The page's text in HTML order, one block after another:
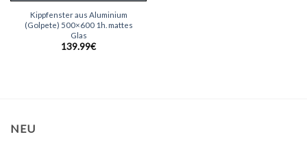
Kippfenster aus Aluminium
(Golpete) 500×600 1h. mattes
Glas
139.99€
NEU